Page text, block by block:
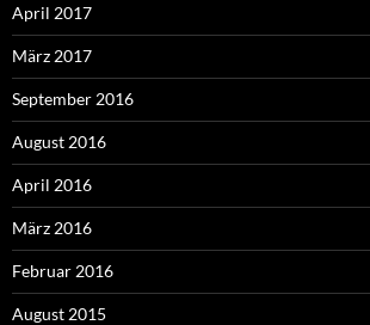
April 2017
März 2017
September 2016
August 2016
April 2016
März 2016
Februar 2016
August 2015